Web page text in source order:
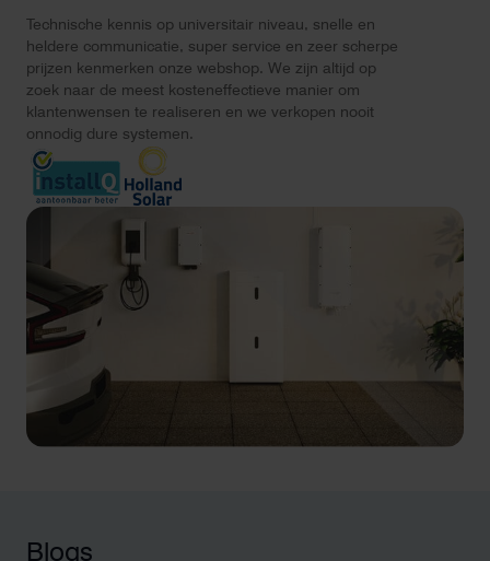
Technische kennis op universitair niveau, snelle en
heldere communicatie, super service en zeer scherpe
prijzen kenmerken onze webshop. We zijn altijd op
zoek naar de meest kosteneffectieve manier om
klantenwensen te realiseren en we verkopen nooit
onnodig dure systemen.
Blogs